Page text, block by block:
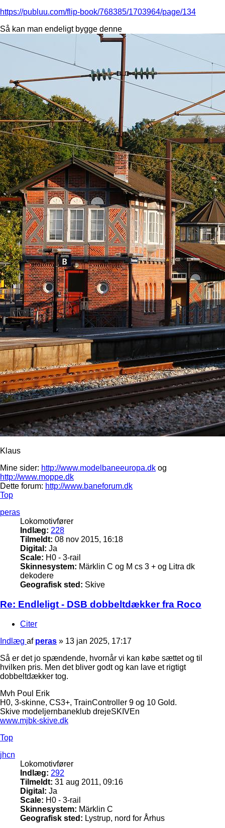
https://publuu.com/flip-book/768385/1703964/page/134
Så kan man endeligt bygge denne
Klaus
Mine sider: http://www.modelbaneeuropa.dk og
http://www.moppe.dk
Dette forum: http://www.baneforum.dk
Top
peras
Lokomotivfører
Indlæg: 228
Tilmeldt: 08 nov 2015, 16:18
Digital: Ja
Scale: H0 - 3-rail
Skinnesystem: Märklin C og M cs 3 + og Litra dk
dekodere
Geografisk sted: Skive
Re: Endleligt - DSB dobbeltdækker fra Roco
Citer
Indlæg af peras » 13 jan 2025, 17:17
Så er det jo spændende, hvornår vi kan købe sættet og til
hvilken pris. Men det bliver godt og kan lave et rigtigt
dobbeltdækker tog.
Mvh Poul Erik
H0, 3-skinne, CS3+, TrainController 9 og 10 Gold.
Skive modeljernbaneklub drejeSKIVEn
www.mjbk-skive.dk
Top
jhcn
Lokomotivfører
Indlæg: 292
Tilmeldt: 31 aug 2011, 09:16
Digital: Ja
Scale: H0 - 3-rail
Skinnesystem: Märklin C
Geografisk sted: Lystrup, nord for Århus